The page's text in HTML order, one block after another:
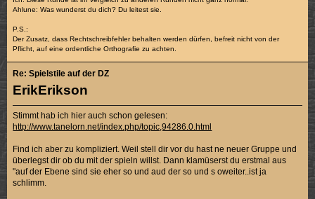
Ahlune: Was wunderst du dich? Du leitest sie.
P.S.:
Der Zusatz, dass Rechtschreibfehler behalten werden dürfen, befreit nicht von der
Pflicht, auf eine ordentliche Orthografie zu achten.
ErikErikson
Re: Spielstile auf der DZ
Stimmt hab ich hier auch schon gelesen:
http://www.tanelorn.net/index.php/topic,94286.0.html
Find ich aber zu kompliziert. Weil stell dir vor du hast ne neuer Gruppe und
überlegst dir ob du mit der spieln willst. Dann klamüserst du erstmal aus
"auf der Ebene sind sie eher so und aud der so und s oweiter..ist ja
schlimm.